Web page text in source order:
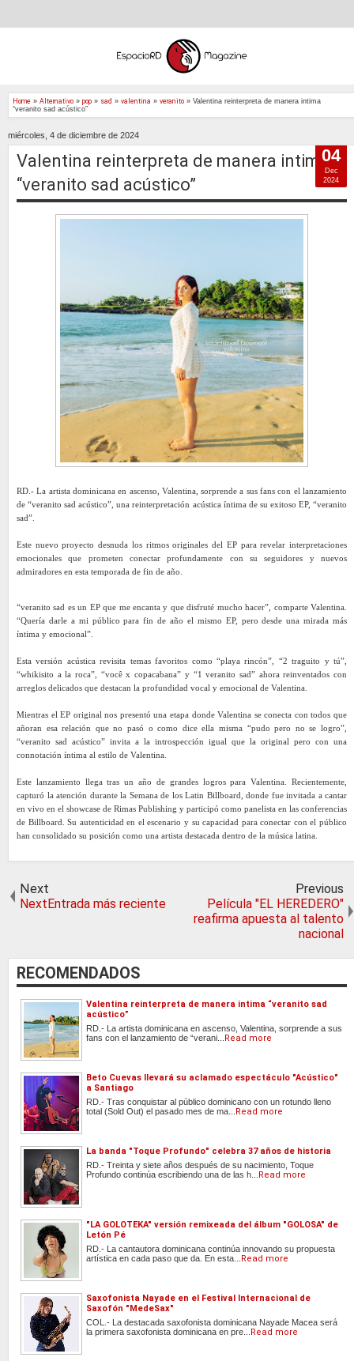
Home » Alternativo » pop » sad » valentina » veranito » Valentina reinterpreta de manera intima
“veranito sad acústico”
miércoles, 4 de diciembre de 2024
Valentina reinterpreta de manera intima
“veranito sad acústico”
RD.- La artista dominicana en ascenso, Valentina, sorprende a sus fans con el lanzamiento
de “veranito sad acústico”, una reinterpretación acústica íntima de su exitoso EP, “veranito
sad”.
Este nuevo proyecto desnuda los ritmos originales del EP para revelar interpretaciones
emocionales que prometen conectar profundamente con su seguidores y nuevos
admiradores en esta temporada de fin de año.
“veranito sad es un EP que me encanta y que disfruté mucho hacer”, comparte Valentina.
“Quería darle a mi público para fin de año el mismo EP, pero desde una mirada más
íntima y emocional”.
Esta versión acústica revisita temas favoritos como “playa rincón”, “2 traguito y tú”,
“whikisito a la roca”, “você x copacabana” y “1 veranito sad” ahora reinventados con
arreglos delicados que destacan la profundidad vocal y emocional de Valentina.
Mientras el EP original nos presentó una etapa donde Valentina se conecta con todos que
añoran esa relación que no pasó o como dice ella misma “pudo pero no se logro”,
“veranito sad acústico” invita a la introspección igual que la original pero con una
connotación íntima al estilo de Valentina.
Este lanzamiento llega tras un año de grandes logros para Valentina. Recientemente,
capturó la atención durante la Semana de los Latin Billboard, donde fue invitada a cantar
en vivo en el showcase de Rimas Publishing y participó como panelista en las conferencias
de Billboard. Su autenticidad en el escenario y su capacidad para conectar con el público
han consolidado su posición como una artista destacada dentro de la música latina.
04
Dec
2024
Next
NextEntrada más reciente
Previous
Película "EL HEREDERO"
reafirma apuesta al talento
nacional
RECOMENDADOS
Valentina reinterpreta de manera intima “veranito sad
acústico”
RD.- La artista dominicana en ascenso, Valentina, sorprende a sus
fans con el lanzamiento de “verani...
Read more
Beto Cuevas llevará su aclamado espectáculo "Acústico"
a Santiago
RD.- Tras conquistar al público dominicano con un rotundo lleno
total (Sold Out) el pasado mes de ma...
Read more
La banda "Toque Profundo" celebra 37 años de historia
RD.- Treinta y siete años después de su nacimiento, Toque
Profundo continúa escribiendo una de las h...
Read more
"LA GOLOTEKA" versión remixeada del álbum "GOLOSA" de
Letón Pé
RD.- La cantautora dominicana continúa innovando su propuesta
artística en cada paso que da. En esta...
Read more
Saxofonista Nayade en el Festival Internacional de
Saxofón "MedeSax"
COL.- La destacada saxofonista dominicana Nayade Macea será
la primera saxofonista dominicana en pre...
Read more